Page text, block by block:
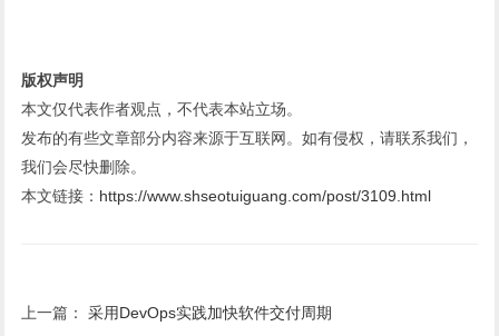
版权声明
本文仅代表作者观点，不代表本站立场。
发布的有些文章部分内容来源于互联网。如有侵权，请联系我们，
我们会尽快删除。
本文链接： https://www.shseotuiguang.com/post/3109.html
上一篇：采用DevOps实践加快软件交付周期